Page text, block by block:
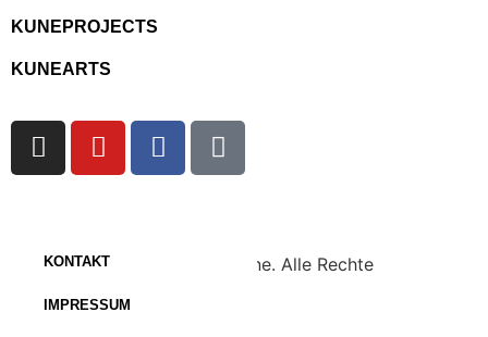
KUNEPROJECTS
KUNEARTS
KONTAKT
IMPRESSUM
Copyright © 2023 KuneOnline. Alle Rechte